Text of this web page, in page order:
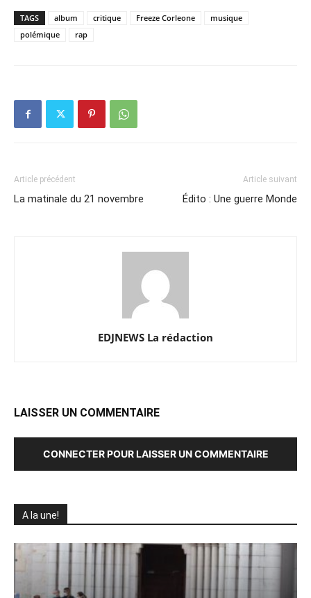
TAGS album critique Freeze Corleone
musique
polémique
rap
Article précédent
La matinale du 21 novembre
Article suivant
Édito : Une guerre Monde
EDJNEWS La rédaction
LAISSER UN COMMENTAIRE
CONNECTER POUR LAISSER UN COMMENTAIRE
A la une!